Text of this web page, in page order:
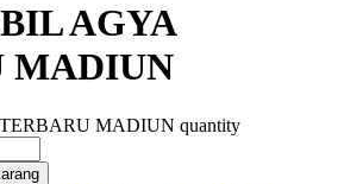
AGYA
MADIUN
MADIUN quantity